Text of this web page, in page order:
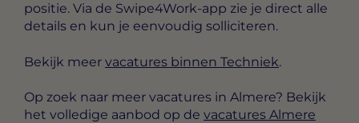
positie. Via de Swipe4Work-app zie je direct alle
details en kun je eenvoudig solliciteren.
Bekijk meer vacatures binnen Techniek.
Op zoek naar meer vacatures in Almere? Bekijk
het volledige aanbod op de vacatures Almere